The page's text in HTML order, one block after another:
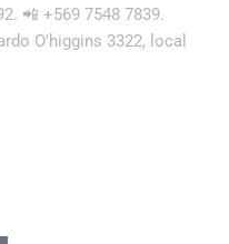
📲 +569 7548 7839.
O'higgins 3322, local